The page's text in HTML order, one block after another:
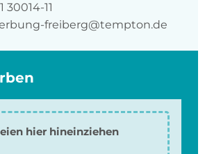
30014-11
freiberg@tempton.de
hier hineinziehen